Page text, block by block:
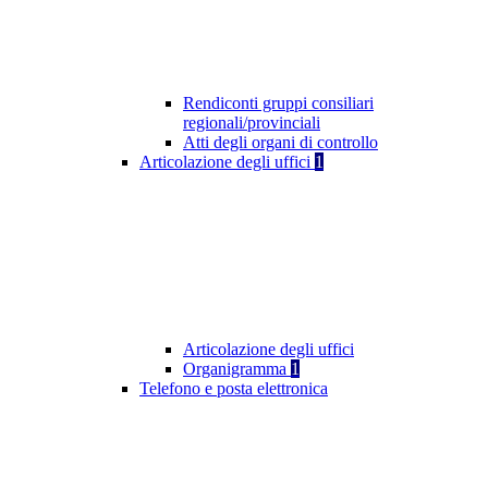
Rendiconti gruppi consiliari
regionali/provinciali
Atti degli organi di controllo
Articolazione degli uffici 1
Articolazione degli uffici
Organigramma 1
Telefono e posta elettronica